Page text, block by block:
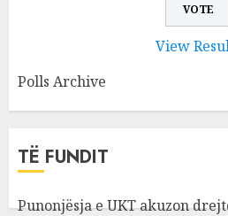
View
Polls Archive
TË FUNDIT
Punonjësja e UKT akuzon